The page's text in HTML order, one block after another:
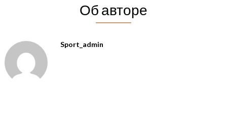
Об авторе
Sport_admin